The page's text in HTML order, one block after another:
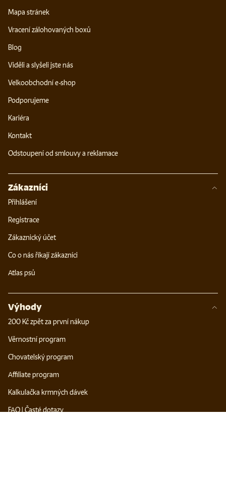
Mapa stránek
Vracení zálohovaných boxů
Blog
Viděli a slyšeli jste nás
Velkoobchodní e-shop
Podporujeme
Kariéra
Kontakt
Odstoupení od smlouvy a reklamace
Zákazníci
Přihlášení
Registrace
Zákaznický účet
Co o nás říkají zákazníci
Atlas psů
Výhody
200 Kč zpět za první nákup
Věrnostní program
Chovatelský program
Affiliate program
Kalkulačka krmných dávek
FAQ | Časté dotazy